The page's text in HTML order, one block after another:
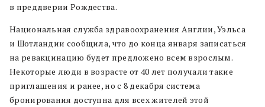
в преддверии Рождества.
Национальная служба здравоохранения Англии, Уэльса
и Шотландии сообщила, что до конца января записаться
на ревакцинацию будет предложено всем взрослым.
Некоторые люди в возрасте от 40 лет получали такие
приглашения и ранее, но с 8 декабря система
бронирования доступна для всех жителей этой